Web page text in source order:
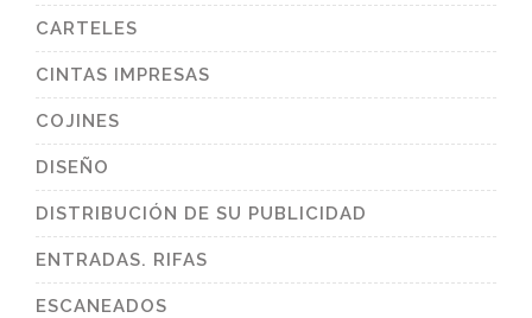
CARTELES
CINTAS IMPRESAS
COJINES
DISEÑO
DISTRIBUCIÓN DE SU PUBLICIDAD
ENTRADAS. RIFAS
ESCANEADOS